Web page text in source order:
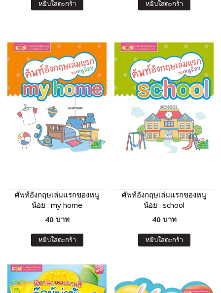
หยิบใส่ตะกร้า หยิบใส่ตะกร้า
ศัพท์อังกฤษเล่มแรกของหนู
น้อย : my home
40 บาท
หยิบใส่ตะกร้า
ศัพท์อังกฤษเล่มแรกของหนู
น้อย : school
40 บาท
หยิบใส่ตะกร้า